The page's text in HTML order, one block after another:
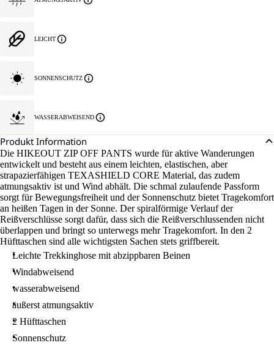
LEICHT
SONNENSCHUTZ
WASSERABWEISEND
Produkt Information
Die HIKEOUT ZIP OFF PANTS wurde für aktive Wanderungen
entwickelt und besteht aus einem leichten, elastischen, aber
strapazierfähigen TEXASHIELD CORE Material, das zudem
atmungsaktiv ist und Wind abhält. Die schmal zulaufende Passform
sorgt für Bewegungsfreiheit und der Sonnenschutz bietet Tragekomfort
an heißen Tagen in der Sonne. Der spiralförmige Verlauf der
Reißverschlüsse sorgt dafür, dass sich die Reißverschlussenden nicht
überlappen und bringt so unterwegs mehr Tragekomfort. In den 2
Hüfttaschen sind alle wichtigsten Sachen stets griffbereit.
Leichte Trekkinghose mit abzippbaren Beinen
Windabweisend
wasserabweisend
äußerst atmungsaktiv
2 Hüfttaschen
Sonnenschutz